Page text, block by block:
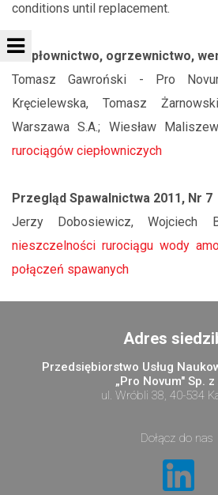
conditions until replacement.
Ciepłownictwo, ogrzewnictwo,
Tomasz Gawroński - Pro
Kręcielewska, Tomasz
Warszawa S.A.; Wiesław
rurociągów ciepłowniczych
Przegląd Spawalnictwa 2011, Nr 7
Jerzy Dobosiewicz, Wojciech
nieszczelności rurociągu wody
połączeń spawanych
Adres
Przedsiębiorstwo Usług
„Pro Novum" Sp. z
ul. Wróbli 38, 40-534
Dołącz do nas